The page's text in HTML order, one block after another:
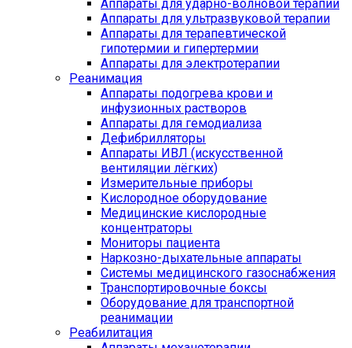
Аппараты для ударно-волновой терапии
Аппараты для ультразвуковой терапии
Аппараты для терапевтической
гипотермии и гипертермии
Аппараты для электротерапии
Реанимация
Аппараты подогрева крови и
инфузионных растворов
Аппараты для гемодиализа
Дефибрилляторы
Аппараты ИВЛ (искусственной
вентиляции лёгких)
Измерительные приборы
Кислородное оборудование
Медицинские кислородные
концентраторы
Мониторы пациента
Наркозно-дыхательные аппараты
Системы медицинского газоснабжения
Транспортировочные боксы
Оборудование для транспортной
реанимации
Реабилитация